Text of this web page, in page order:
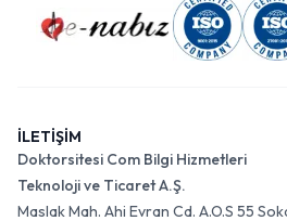
İLETİŞİM
Doktorsitesi Com Bilgi Hizmetleri
Teknoloji ve Ticaret A.Ş.
Maslak Mah. Ahi Evran Cd. A.O.S 55